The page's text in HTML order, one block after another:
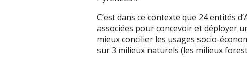
C’est dans ce contexte que 24 entités
associées pour concevoir et déployer
mieux concilier les usages socio-
sur 3 milieux naturels (les milieux